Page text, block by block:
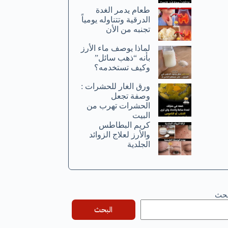
طعام يدمر الغدة
الدرقية وتتناوله يومياً
تجنبه من الأن
لماذا يوصف ماء الأرز
بأنه “ذهب سائل”
وكيف تستخدمه؟
ورق الغار للحشرات :
وصفة تجعل
الحشرات تهرب من
البيت
كريم البطاطس
والأرز لعلاج الزوائد
الجلدية
البحث